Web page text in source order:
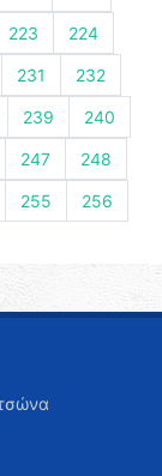
223 224
231 232
239 240
247 248
255 256